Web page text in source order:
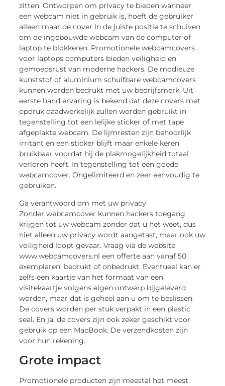
zitten. Ontworpen om privacy te bieden wanneer
een webcam niet in gebruik is, hoeft de gebruiker
alleen maar de cover in de juiste positie te schuiven
om de ingebouwde webcam van de computer of
laptop te blokkeren. Promotionele webcamcovers
voor laptops computers bieden veiligheid en
gemoedsrust van moderne hackers. De modieuze
kunststof of aluminium schuifbare webcamcovers
kunnen worden bedrukt met uw bedrijfsmerk. Uit
eerste hand ervaring is bekend dat deze covers met
opdruk daadwerkelijk zullen worden gebruikt in
tegenstelling tot een lelijke sticker of met tape
afgeplakte webcam. De lijmresten zijn behoorlijk
irritant en een sticker blijft maar enkele keren
bruikbaar voordat hij de plakmogelijkheid totaal
verloren heeft. In tegenstelling tot een goede
webcamcover. Ongelimiteerd en zeer eenvoudig te
gebruiken.
Ga verantwoord om met uw privacy
Zonder webcamcover kunnen hackers toegang
krijgen tot uw webcam zonder dat u het weet, dus
niet alleen uw privacy wordt aangetast, maar ook uw
veiligheid loopt gevaar. Vraag via de website
www.webcamcovers.nl een offerte aan vanaf 50
exemplaren, bedrukt of onbedrukt. Eventueel kan er
zelfs een kaartje van het formaat van een
visitekaartje volgens eigen ontwerp bijgeleverd
worden, maar dat is geheel aan u om te beslissen.
De covers worden per stuk verpakt in een plastic
seal. En ja, de covers zijn ook zeker geschikt voor
gebruik op een MacBook. De verzendkosten zijn
voor hun rekening.
Grote impact
Promotionele producten zijn meestal het meest